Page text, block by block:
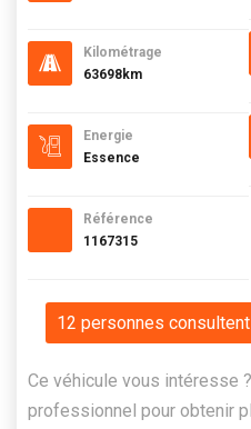
Kilométrage
63698km
Energie
Essence
Référence
1167315
12 personnes
Ce véhicule vous intéresse
professionnel pour obtenir